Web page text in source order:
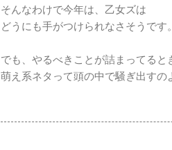
そんなわけで今年は、乙女ズは
どうにも手がつけられなさそうです。
でも、やるべきことが詰まってると
萌え系ネタって頭の中で騒ぎ出すの